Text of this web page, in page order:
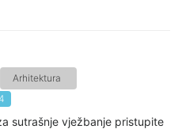
Arhitektura
sutrašnje vježbanje pristupite